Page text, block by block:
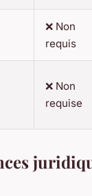
❌ Non
requis
❌ Non
requise